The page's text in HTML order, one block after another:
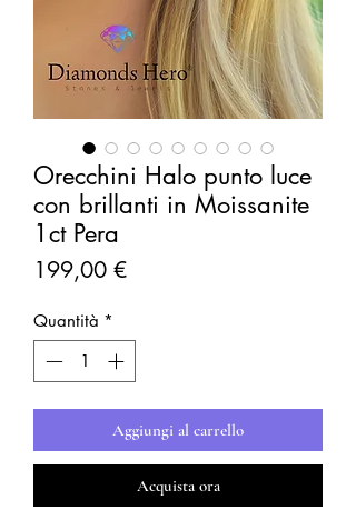
Orecchini Halo punto luce
con brillanti in Moissanite
1ct Pera
199,00 €Prezzo
Quantità *
Aggiungi al carrello
Acquista ora